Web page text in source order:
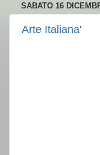
SABATO 16
Arte Italiana'